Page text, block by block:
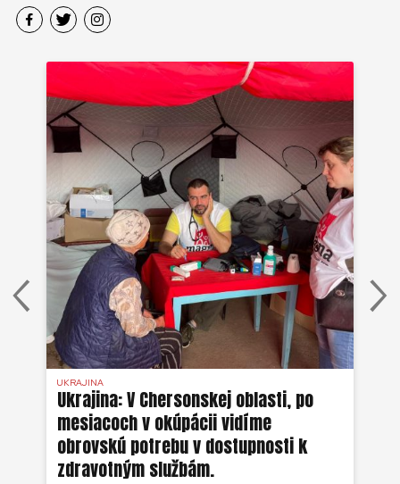
UKRAJINA
Ukrajina: V Chersonskej oblasti, po
mesiacoch v okúpácii vidíme
obrovskú potrebu v dostupnosti k
zdravotným službám.